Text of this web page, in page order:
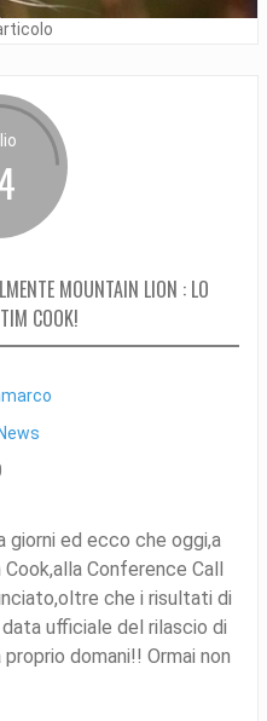
MOUNTAIN LION : LO
COOK!
News
giorni ed ecco che oggi,a
Conference Call
che i risultati di
ufficiale del rilascio di
domani!! Ormai non